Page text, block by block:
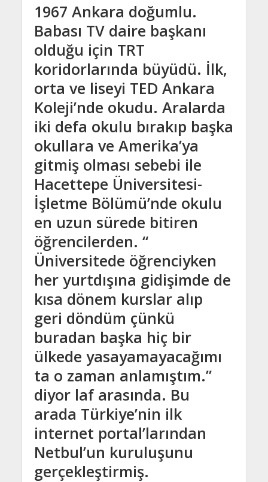
1967 Ankara doğumlu.
Babası TV daire başkanı
olduğu için TRT
koridorlarında büyüdü. İlk,
orta ve liseyi TED Ankara
Koleji’nde okudu. Aralarda
iki defa okulu bırakıp başka
okullara ve Amerika’ya
gitmiş olması sebebi ile
Hacettepe Üniversitesi-
İşletme Bölümü’nde okulu
en uzun sürede bitiren
öğrencilerden. “
Üniversitede öğrenciyken
her yurtdışına gidişimde de
kısa dönem kurslar alıp
geri döndüm çünkü
buradan başka hiç bir
ülkede yasayamayacağımı
ta o zaman anlamıştım.”
diyor laf arasında. Bu
arada Türkiye’nin ilk
internet portal’larından
Netbul’un kuruluşunu
gerçekleştirmiş.